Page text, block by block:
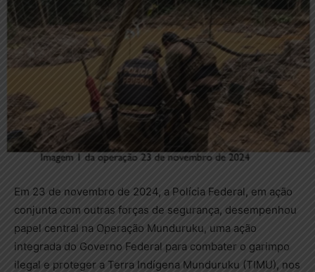
Em 23 de novembro de 2024, a Polícia Federal, em ação
conjunta com outras forças de segurança, desempenhou
papel central na Operação Munduruku, uma ação
integrada do Governo Federal para combater o garimpo
ilegal e proteger a Terra Indígena Munduruku (TIMU), nos